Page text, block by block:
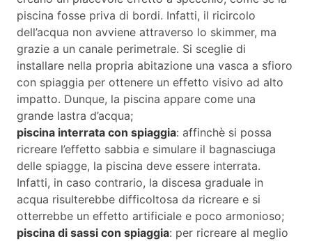
piscina fosse priva di bordi. Infatti, il ricircolo
dell’acqua non avviene attraverso lo skimmer, ma
grazie a un canale perimetrale. Si sceglie di
installare nella propria abitazione una vasca a sfioro
con spiaggia per ottenere un effetto visivo ad alto
impatto. Dunque, la piscina appare come una
grande lastra d’acqua;
piscina interrata con spiaggia: affinchè si possa
ricreare l’effetto sabbia e simulare il bagnasciuga
delle spiagge, la piscina deve essere interrata.
Infatti, in caso contrario, la discesa graduale in
acqua risulterebbe difficoltosa da ricreare e si
otterrebbe un effetto artificiale e poco armonioso;
piscina di sassi con spiaggia: per ricreare al meglio